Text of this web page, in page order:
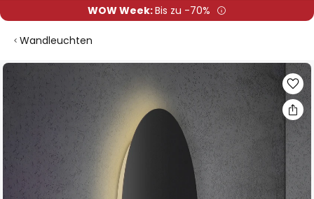
WOW Week:Bis zu -70%
Wandleuchten
Zum
Ende
der
Bildgalerie
springen